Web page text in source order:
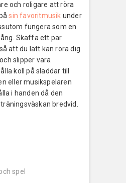
och roligare att röra
sin favoritmusik under
fungera som en
Skaffa ett par
att du lätt kan röra dig
slipper vara
koll på sladdar till
eller musikspelaren
i handen då den
bredvid.
spel